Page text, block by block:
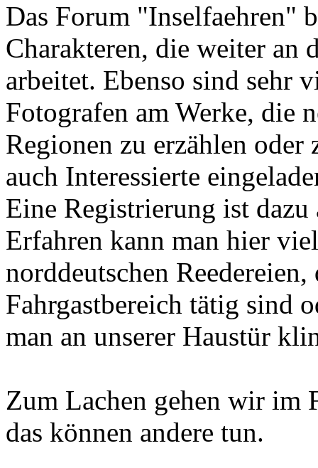
Das Forum "Inselfaehren"
Charakteren, die weiter an
arbeitet. Ebenso sind sehr
Fotografen am Werke, die
Regionen zu erzählen
auch Interessierte
Eine Registrierung ist
Erfahren kann man hier
norddeutschen
Fahrgastbereich tätig sind
man an unserer Haustür
Zum Lachen gehen wir im
das können andere tun.